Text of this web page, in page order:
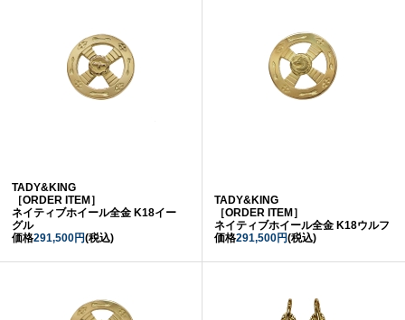
TADY&KING
［ORDER ITEM］
ネイティブホイール全金 K18イー
グル
価格291,500円(税込)
TADY&KING
［ORDER ITEM］
ネイティブホイール全金 K18ウルフ
価格291,500円(税込)